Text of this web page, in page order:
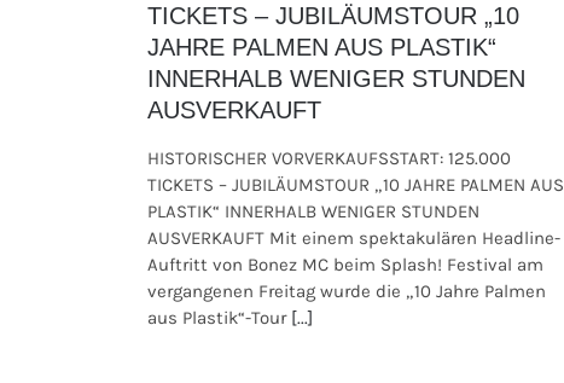
TICKETS – JUBILÄUMSTOUR „10
JAHRE PALMEN AUS PLASTIK“
INNERHALB WENIGER STUNDEN
AUSVERKAUFT
HISTORISCHER VORVERKAUFSSTART: 125.000
TICKETS – JUBILÄUMSTOUR „10 JAHRE PALMEN AUS
PLASTIK“ INNERHALB WENIGER STUNDEN
AUSVERKAUFT Mit einem spektakulären Headline-
Auftritt von Bonez MC beim Splash! Festival am
vergangenen Freitag wurde die „10 Jahre Palmen
aus Plastik“-Tour[...]